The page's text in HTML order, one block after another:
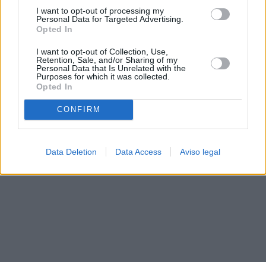
I want to opt-out of processing my
Personal Data for Targeted Advertising.
Opted In
I want to opt-out of Collection, Use,
Retention, Sale, and/or Sharing of my
Personal Data that Is Unrelated with the
Purposes for which it was collected.
Opted In
CONFIRM
Data Deletion Data Access Aviso legal